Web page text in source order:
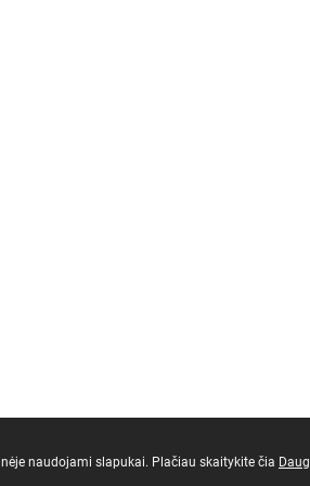
naudojami slapukai. Plačiau skaitykite čia